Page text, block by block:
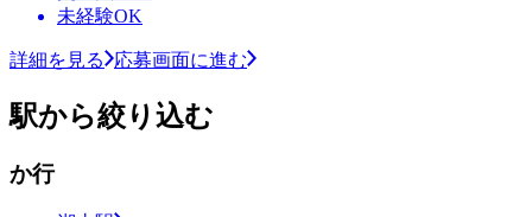
未経験OK
詳細を見る 応募画面に進む
駅から絞り込む
か行